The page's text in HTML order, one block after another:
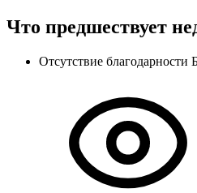
Что предшествует
Отсутствие благодарности